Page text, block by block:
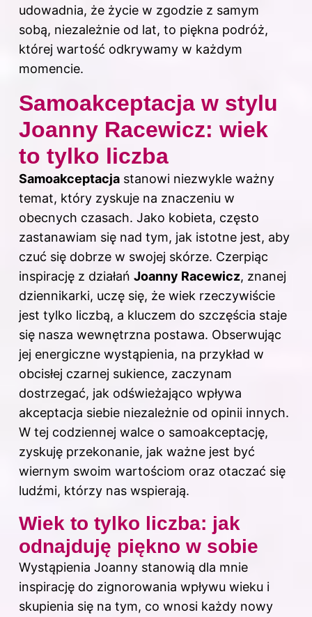
udowadnia, że życie w zgodzie z samym
sobą, niezależnie od lat, to piękna podróż,
której wartość odkrywamy w każdym
momencie.
Samoakceptacja w stylu
Joanny Racewicz: wiek
to tylko liczba
Samoakceptacja stanowi niezwykle ważny
temat, który zyskuje na znaczeniu w
obecnych czasach. Jako kobieta, często
zastanawiam się nad tym, jak istotne jest, aby
czuć się dobrze w swojej skórze. Czerpiąc
inspirację z działań Joanny Racewicz, znanej
dziennikarki, uczę się, że wiek rzeczywiście
jest tylko liczbą, a kluczem do szczęścia staje
się nasza wewnętrzna postawa. Obserwując
jej energiczne wystąpienia, na przykład w
obcisłej czarnej sukience, zaczynam
dostrzegać, jak odświeżająco wpływa
akceptacja siebie niezależnie od opinii innych.
W tej codziennej walce o samoakceptację,
zyskuję przekonanie, jak ważne jest być
wiernym swoim wartościom oraz otaczać się
ludźmi, którzy nas wspierają.
Wiek to tylko liczba: jak
odnajduję piękno w sobie
Wystąpienia Joanny stanowią dla mnie
inspirację do zignorowania wpływu wieku i
skupienia się na tym, co wnosi każdy nowy